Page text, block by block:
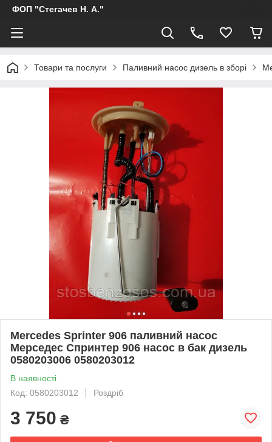
ФОП "Стегачев Н. А."
Товари та послуги Паливний насос дизель в зборі
Mercedes Sprinter 906 паливний насос
Мерседес Спринтер 906 насос в бак дизель
0580203006 0580203012
В наявності
Код: 0580203012
Роздріб
3 750 ₴